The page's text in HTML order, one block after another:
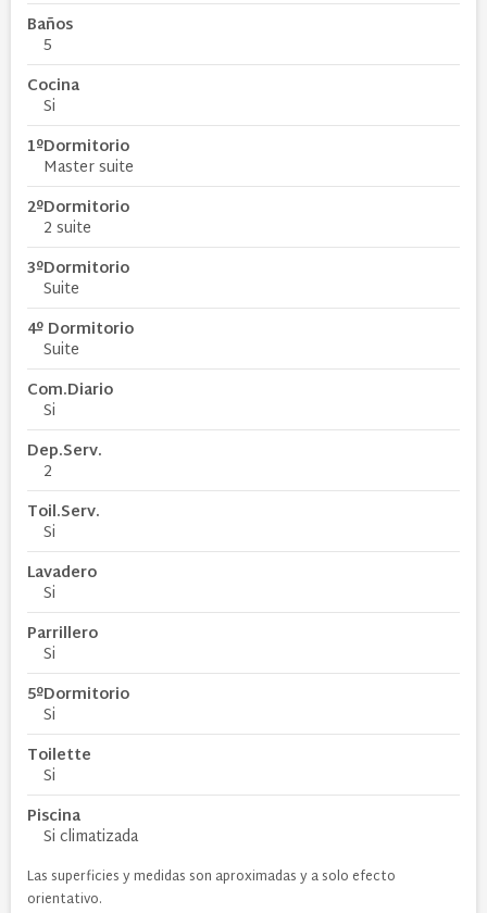
Baños
5
Cocina
Si
1ºDormitorio
Master suite
2ºDormitorio
2 suite
3ºDormitorio
Suite
4º Dormitorio
Suite
Com.Diario
Si
Dep.Serv.
2
Toil.Serv.
Si
Lavadero
Si
Parrillero
Si
5ºDormitorio
Si
Toilette
Si
Piscina
Si climatizada
Las superficies y medidas son aproximadas y a solo efecto
orientativo.